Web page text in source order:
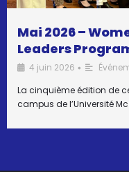
Mai 2026 –
Leaders
4 juin 2026 •
La cinquième édition de
campus de l’Université